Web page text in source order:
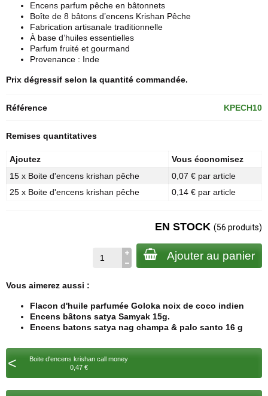
Encens parfum pêche en bâtonnets
Boîte de 8 bâtons d’encens Krishan Pêche
Fabrication artisanale traditionnelle
À base d’huiles essentielles
Parfum fruité et gourmand
Provenance : Inde
Prix dégressif selon la quantité commandée.
Référence KPECH10
Remises quantitatives
Ajoutez
Vous économisez
15 x Boite d'encens krishan pêche
0,07 € par article
25 x Boite d'encens krishan pêche
0,14 € par article
EN STOCK (56 produits)
Ajouter au panier
Vous aimerez aussi :
Flacon d'huile parfumée Goloka noix de coco indien
Encens bâtons satya Samyak 15g.
Encens batons satya nag champa & palo santo 16 g
<
Boite d'encens krishan call money
0,47 €